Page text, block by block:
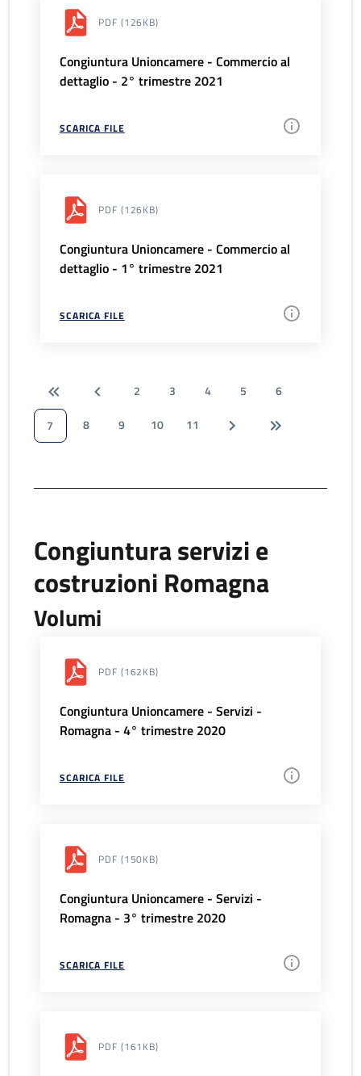
PDF (126KB)
Congiuntura Unioncamere - Commercio al
dettaglio - 2° trimestre 2021
SCARICA FILE
PDF (126KB)
Congiuntura Unioncamere - Commercio al
dettaglio - 1° trimestre 2021
SCARICA FILE
2 3 4 5
6
7
8 9 10 11
Congiuntura servizi e
costruzioni Romagna
Volumi
PDF (162KB)
Congiuntura Unioncamere - Servizi -
Romagna - 4° trimestre 2020
SCARICA FILE
PDF (150KB)
Congiuntura Unioncamere - Servizi -
Romagna - 3° trimestre 2020
SCARICA FILE
PDF (161KB)